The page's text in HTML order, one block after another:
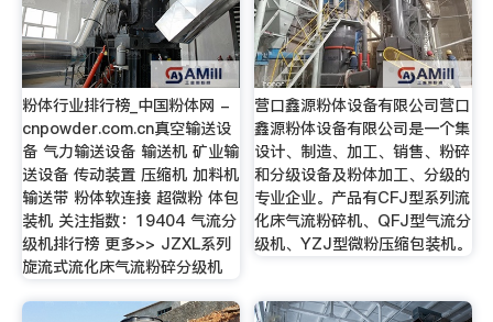
粉体行业排行榜_中国粉体网 -
cnpowder.com.cn真空输送设
备 气力输送设备 输送机 矿业输
送设备 传动装置 压缩机 加料机
输送带 粉体软连接 超微粉 体包
装机 关注指数：19404 气流分
级机排行榜 更多>> JZXL系列
旋流式流化床气流粉碎分级机
营口鑫源粉体设备有限公司营口
鑫源粉体设备有限公司是一个集
设计、制造、加工、销售、粉碎
和分级设备及粉体加工、分级的
专业企业。产品有CFJ型系列流
化床气流粉碎机、QFJ型气流分
级机、YZJ型微粉压缩包装机。